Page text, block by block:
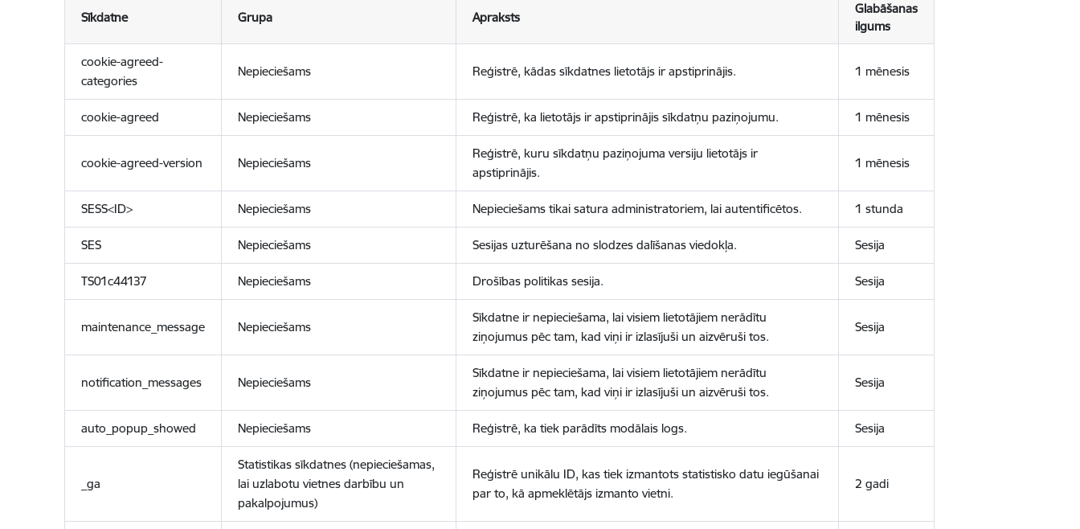
Sīkdatne Grupa Apraksts
Glabāšanas
ilgums
cookie-agreed-
categories
Nepieciešams Reģistrē, kādas sīkdatnes lietotājs ir apstiprinājis. 1 mēnesis
cookie-agreed Nepieciešams Reģistrē, ka lietotājs ir apstiprinājis sīkdatņu paziņojumu. 1 mēnesis
cookie-agreed-version Nepieciešams
Reģistrē, kuru sīkdatņu paziņojuma versiju lietotājs ir
apstiprinājis.
1 mēnesis
SESS<ID> Nepieciešams Nepieciešams tikai satura administratoriem, lai autentificētos. 1 stunda
SES Nepieciešams Sesijas uzturēšana no slodzes dalīšanas viedokļa. Sesija
TS01c44137 Nepieciešams Drošības politikas sesija. Sesija
maintenance_message Nepieciešams
Sīkdatne ir nepieciešama, lai visiem lietotājiem nerādītu
ziņojumus pēc tam, kad viņi ir izlasījuši un aizvēruši tos.
Sesija
notification_messages Nepieciešams
Sīkdatne ir nepieciešama, lai visiem lietotājiem nerādītu
ziņojumus pēc tam, kad viņi ir izlasījuši un aizvēruši tos.
Sesija
auto_popup_showed Nepieciešams Reģistrē, ka tiek parādīts modālais logs. Sesija
_ga
Statistikas sīkdatnes (nepieciešamas,
lai uzlabotu vietnes darbību un
pakalpojumus)
Reģistrē unikālu ID, kas tiek izmantots statistisko datu iegūšanai
par to, kā apmeklētājs izmanto vietni.
2 gadi